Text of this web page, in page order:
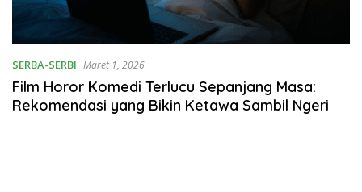
SERBA-SERBI Maret 1, 2026
Film Horor Komedi Terlucu Sepanjang Masa:
Rekomendasi yang Bikin Ketawa Sambil Ngeri